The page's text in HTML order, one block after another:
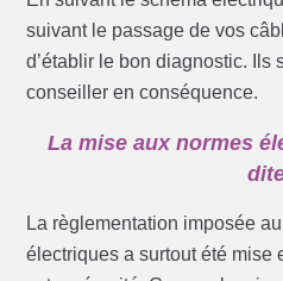
suivant le passage de vos
d’établir le bon diagnostic. Ils
conseiller en conséquence.
La mise aux normes
La règlementation imposée
électriques a surtout été mise